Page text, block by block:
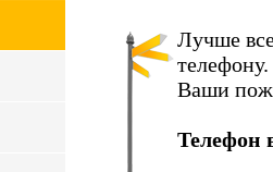
Лучше
Ваши
Телефон